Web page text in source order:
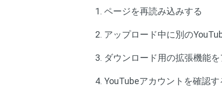
ページを再読み込みする
アップロード中に別の
ダウンロード用の拡張機能
YouTubeアカウントを確認す